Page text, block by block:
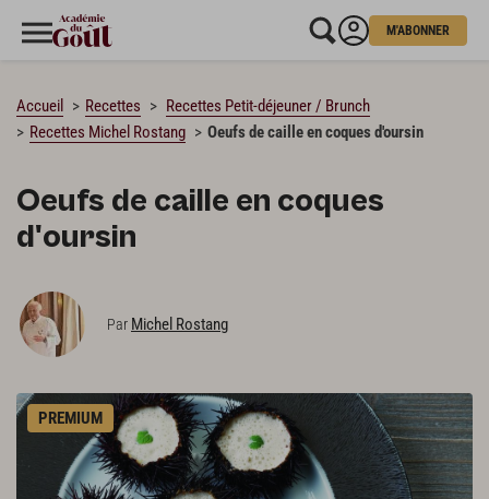
M'ABONNER
Accueil Recettes
Recettes Petit-déjeuner / Brunch
Recettes Michel Rostang
Oeufs de caille en coques d'oursin
Oeufs de caille en coques
d'oursin
Par Michel Rostang
PREMIUM
CHARGEMENT…